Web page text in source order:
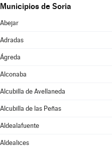
Municipios de Soria
Abejar
Adradas
Ágreda
Alconaba
Alcubilla de Avellaneda
Alcubilla de las Peñas
Aldealafuente
Aldealices